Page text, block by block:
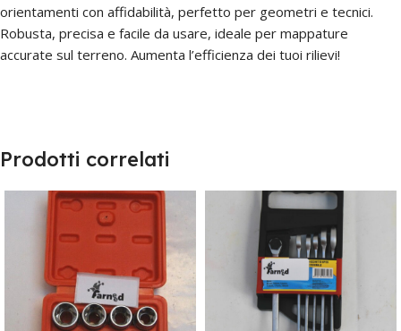
orientamenti con affidabilità, perfetto per geometri e tecnici.
Robusta, precisa e facile da usare, ideale per mappature
accurate sul terreno. Aumenta l’efficienza dei tuoi rilievi!
Prodotti correlati